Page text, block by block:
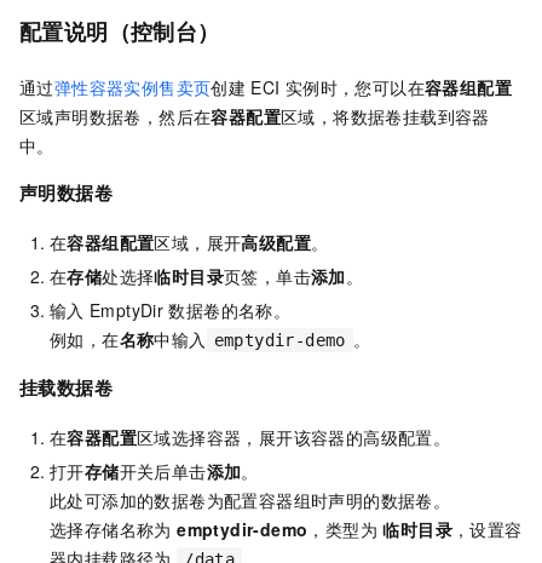
配置说明（控制台）
通过弹性容器实例售卖页创建 ECI 实例时，您可以在容器组配置
区域声明数据卷，然后在容器配置区域，将数据卷挂载到容器
中。
声明数据卷
在容器组配置区域，展开高级配置。
在存储处选择临时目录页签，单击添加。
输入 EmptyDir 数据卷的名称。
例如，在名称中输入 emptydir-demo 。
挂载数据卷
在容器配置区域选择容器，展开该容器的高级配置。
打开存储开关后单击添加。
此处可添加的数据卷为配置容器组时声明的数据卷。
选择存储名称为emptydir-demo ，类型为临时目录 ，设置容
器内挂载路径为
。